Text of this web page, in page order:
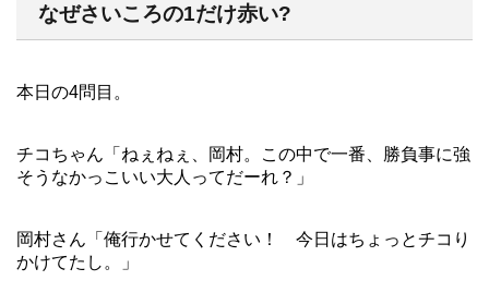
なぜさいころの1だけ赤い?
本日の4問目。
チコちゃん「ねぇねぇ、岡村。この中で一番、勝負事に強
そうなかっこいい大人ってだーれ？」
岡村さん「俺行かせてください！ 今日はちょっとチコり
かけてたし。」